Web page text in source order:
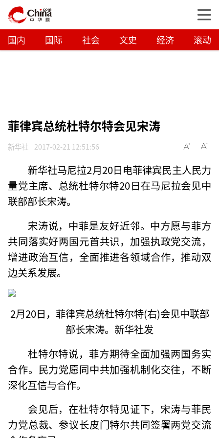
国内 国际 社会 文史 经济 滚动
菲律宾总统杜特尔特会见宋涛
新华社 2017-02-21 12:51:56
新华社马尼拉2月20日电菲律宾民主人民力
量党主席、总统杜特尔特20日在马尼拉会见中
联部部长宋涛。
宋涛说，中菲是友好近邻。中方愿与菲方
共同落实好两国元首共识，加强执政党交流，
增进政治互信，全面推进各领域合作，推动双
边关系发展。
2月20日，菲律宾总统杜特尔特(右)会见中联部
部长宋涛。新华社发
杜特尔特说，菲方期待全面加强两国务实
合作。民力党愿同中共加强机制化交往，不断
深化互信与合作。
会见后，在杜特尔特见证下，宋涛与菲民
力党总裁、参议长皮门特尔共同签署两党交流